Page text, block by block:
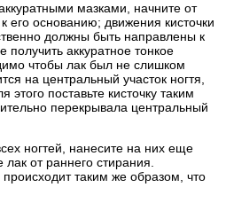
мазками, начните от
его основанию; движения кисточки
должны быть направлены к
получить аккуратное тонкое
чтобы лак был не слишком
на центральный участок ногтя,
поставьте кисточку таким
перекрывала центральный
ногтей, нанесите на них еще
от раннего стирания.
таким же образом, что